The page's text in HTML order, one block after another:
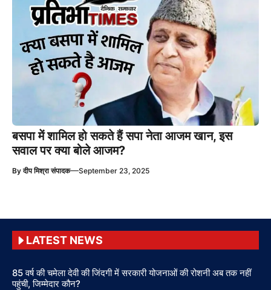
बसपा में शामिल हो सकते हैं सपा नेता आजम खान, इस
सवाल पर क्या बोले आजम?
Byदीप मिश्रा संपादक—September 23, 2025
LATEST NEWS
85 वर्ष की चमेला देवी की जिंदगी में सरकारी योजनाओं की रोशनी अब तक नहीं
पहुंची, जिम्मेदार कौन?